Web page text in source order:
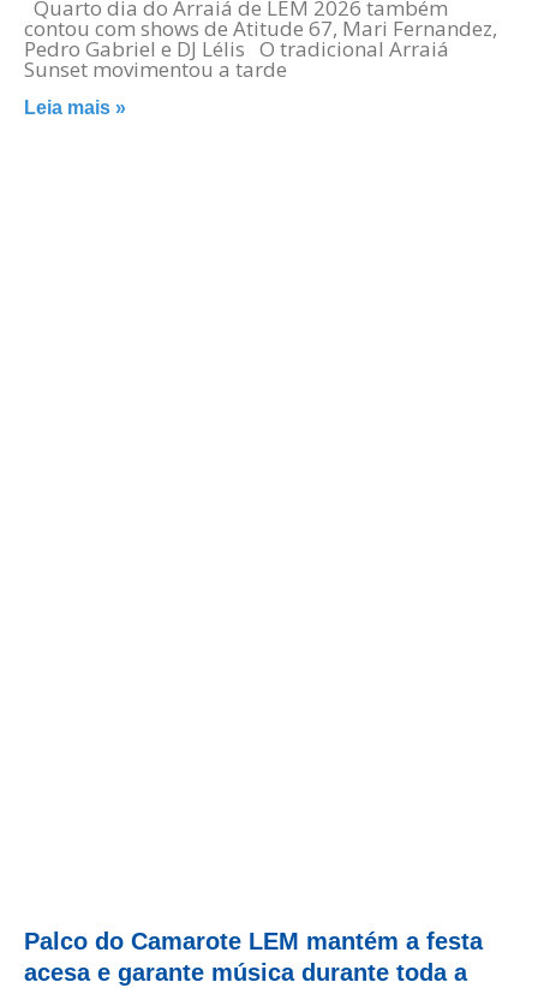
Quarto dia do Arraiá de LEM 2026 também
contou com shows de Atitude 67, Mari Fernandez,
Pedro Gabriel e DJ Lélis O tradicional Arraiá
Sunset movimentou a tarde
Leia mais »
Palco do Camarote LEM mantém a festa
acesa e garante música durante toda a